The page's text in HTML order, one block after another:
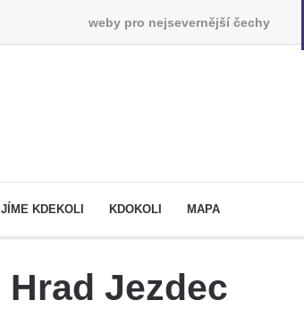
weby pro nejsevernější čechy
JÍME KDEKOLI KDOKOLI MAPA
Hrad Jezdec